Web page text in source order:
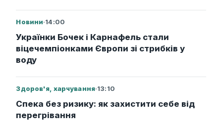
Новини·14:00
Українки Бочек і Карнафель стали
віцечемпіонками Європи зі стрибків у
воду
Здоров'я, харчування·13:10
Спека без ризику: як захистити себе від
перегрівання